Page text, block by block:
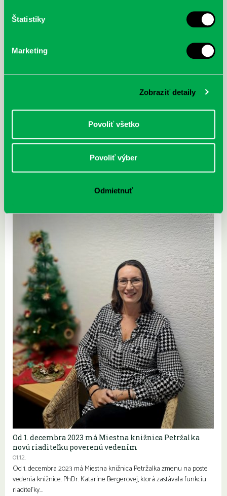
Štatistiky
Marketing
Zobraziť detaily
Povoliť všetko
Povoliť výber
Odmietnuť
Knižnica Rovniankova 3 dňa 6.12.2003 zatvorená
Od 1. decembra 2023 má Miestna knižnica Petržalka
novú riaditeľku poverenú vedením
01.12.
Od 1. decembra 2023 má Miestna knižnica Petržalka zmenu na poste
vedenia knižnice. PhDr. Kataríne Bergerovej, ktorá zastávala funkciu
riaditeľky…